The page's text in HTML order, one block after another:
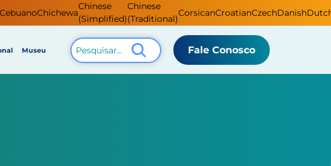
CebuanoChichewa
Chinese
(Simplified)
Chinese
(Traditional)
CorsicanCroatianCzechDanish
Museu Fale Conosco